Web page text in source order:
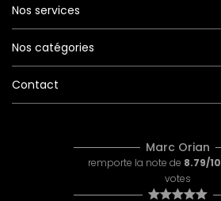
Nos services
Nos catégories
Contact
Marc Orian
remporte la note de 8.79/10
votes